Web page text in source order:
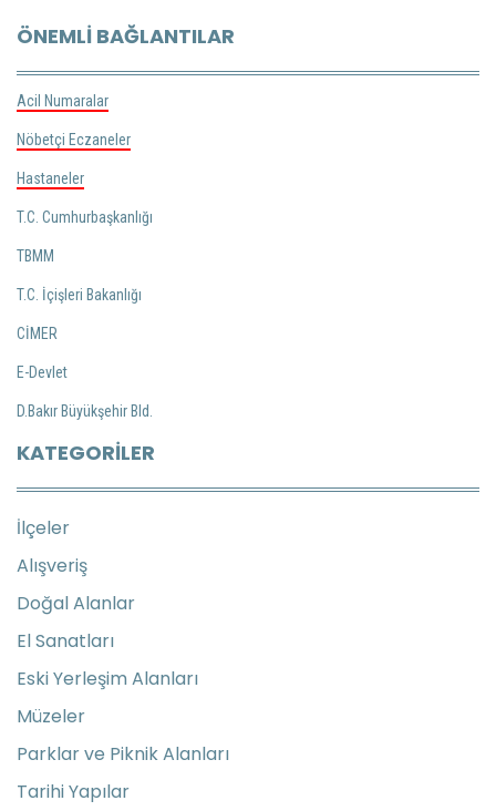
ÖNEMLI BAĞLANTILAR
Acil Numaralar
Nöbetçi Eczaneler
Hastaneler
T.C. Cumhurbaşkanlığı
TBMM
T.C. İçişleri Bakanlığı
CİMER
E-Devlet
D.Bakır Büyükşehir Bld.
KATEGORILER
İlçeler
Alışveriş
Doğal Alanlar
El Sanatları
Eski Yerleşim Alanları
Müzeler
Parklar ve Piknik Alanları
Tarihi Yapılar